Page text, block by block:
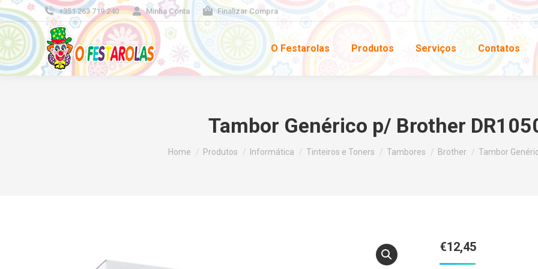
+351 263 719 240 Minha Conta Finalizar Compra
O Festarolas Produtos Serviços Contatos
Tambor Genérico p/ Brother
You are here:
Home Produtos Informática Tinteiros e Toners Tambores Brother Tambor
€12,45